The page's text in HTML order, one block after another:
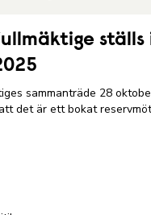
ställs
sammanträde 28
det är ett bokat